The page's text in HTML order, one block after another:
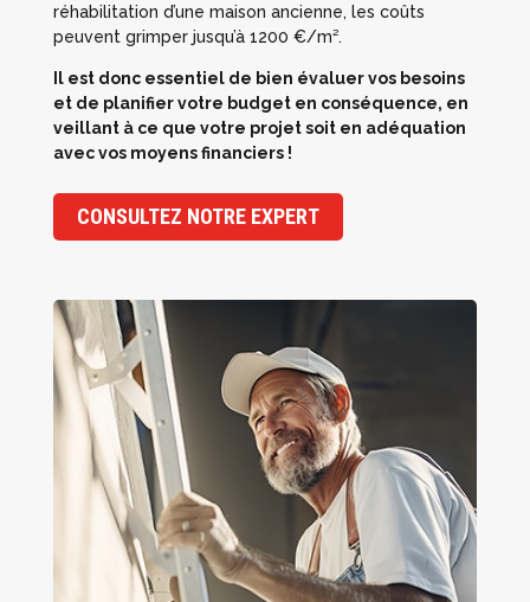
réhabilitation d’une maison ancienne, les coûts
peuvent grimper jusqu’à 1200 €/m².
Il est donc essentiel de bien évaluer vos besoins
et de planifier votre budget en conséquence, en
veillant à ce que votre projet soit en adéquation
avec vos moyens financiers !
CONSULTEZ NOTRE EXPERT